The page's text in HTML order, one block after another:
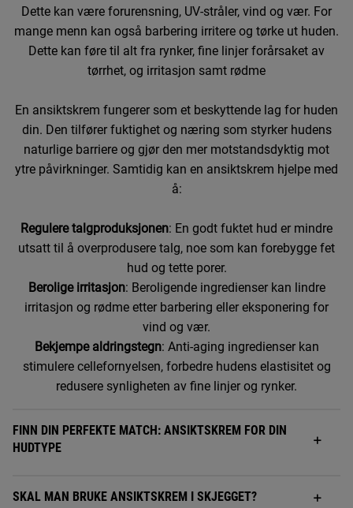
Dette kan være forurensning, UV-stråler, vind og vær. For
mange menn kan også barbering irritere og tørke ut huden.
Dette kan føre til alt fra rynker, fine linjer forårsaket av
tørrhet, og irritasjon samt rødme
En ansiktskrem fungerer som et beskyttende lag for huden
din. Den tilfører fuktighet og næring som styrker hudens
naturlige barriere og gjør den mer motstandsdyktig mot
ytre påvirkninger. Samtidig kan en ansiktskrem hjelpe med
å:
Regulere talgproduksjonen: En godt fuktet hud er mindre
utsatt til å overprodusere talg, noe som kan forebygge fet
hud og tette porer.
Berolige irritasjon: Beroligende ingredienser kan lindre
irritasjon og rødme etter barbering eller eksponering for
vind og vær.
Bekjempe aldringstegn: Anti-aging ingredienser kan
stimulere cellefornyelsen, forbedre hudens elastisitet og
redusere synligheten av fine linjer og rynker.
FINN DIN PERFEKTE MATCH: ANSIKTSKREM FOR DIN
HUDTYPE
SKAL MAN BRUKE ANSIKTSKREM I SKJEGGET?